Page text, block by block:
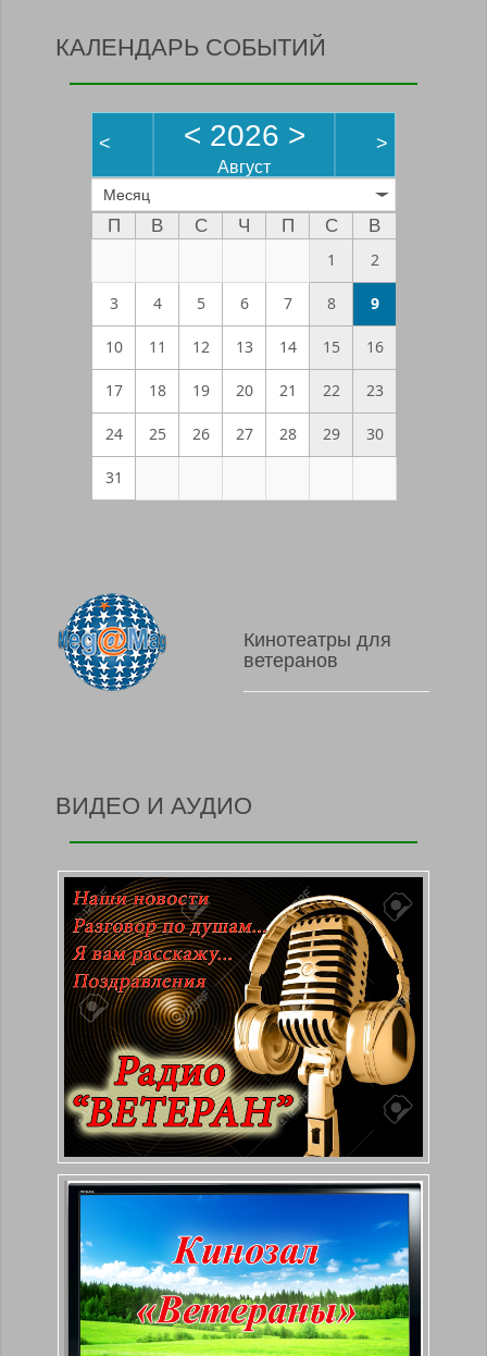
КАЛЕНДАРЬ СОБЫТИЙ
< < 2026 >
Август
>
Месяц
П В С Ч П С
В
1
2
3 4 5 6 7 8 9
10 11 12 13 14 15 16
17 18 19 20 21 22 23
24 25 26 27 28 29 30
31
Кинотеатры для
ветеранов
ВИДЕО И АУДИО